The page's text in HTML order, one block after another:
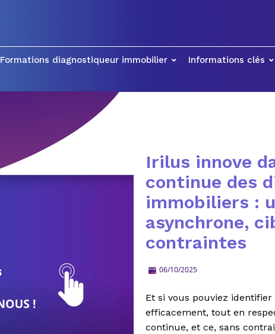
Formations diagnostiqueur immobilier Informations clés
Irilus innove
continue des
immobiliers :
asynchrone,
contraintes
06/10/2025
Et si vous pouviez
efficacement, tout en
continue, et ce, sans